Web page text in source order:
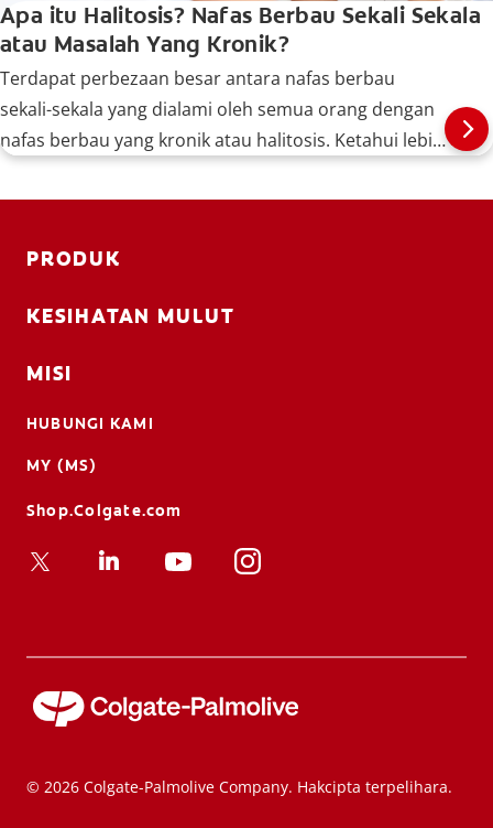
Apa itu Halitosis? Nafas Berbau Sekali Sekala
atau Masalah Yang Kronik?
Terdapat perbezaan besar antara nafas berbau
sekali-sekala yang dialami oleh semua orang dengan
nafas berbau yang kronik atau halitosis. Ketahui lebih
PRODUK
KESIHATAN MULUT
MISI
HUBUNGI KAMI
MY (MS)
Shop.Colgate.com
© 2026 Colgate-Palmolive Company. Hakcipta terpelihara.